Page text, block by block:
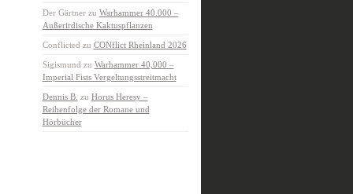
Der Gärtnerzu Warhammer 40.000 –
Außerirdische Kaktuspflanzen
Conflicted zu CONflict Rheinland 2026
Sigismund zu Warhammer 40,000 –
Imperial Fists Vergeltungsstreitmacht
Dennis B. zu Horus Heresy –
Reihenfolge der Romane und
Hörbücher